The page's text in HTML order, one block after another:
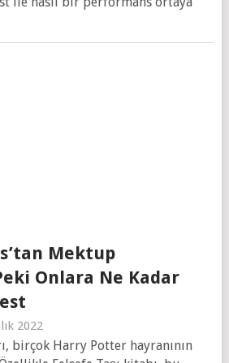
Mektup
Onlara Ne Kadar
2022
birçok Harry Potter hayranının